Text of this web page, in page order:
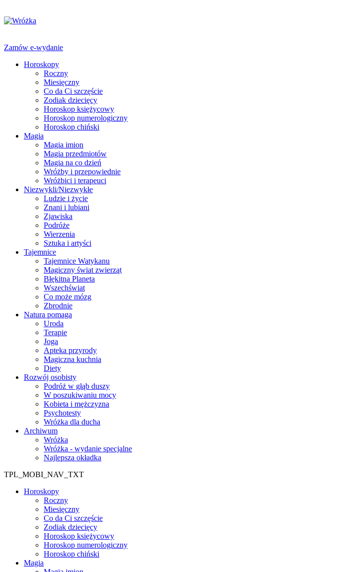
Zamów e-wydanie
Horoskopy
Roczny
Miesięczny
Co da Ci szczęście
Zodiak dziecięcy
Horoskop księżycowy
Horoskop numerologiczny
Horoskop chiński
Magia
Magia imion
Magia przedmiotów
Magia na co dzień
Wróżby i przepowiednie
Wróżbici i terapeuci
Niezwykli/Niezwykłe
Ludzie i życie
Znani i lubiani
Zjawiska
Podróże
Wierzenia
Sztuka i artyści
Tajemnice
Tajemnice Watykanu
Magiczny świat zwierząt
Błękitna Planeta
Wszechświat
Co może mózg
Zbrodnie
Natura pomaga
Uroda
Terapie
Joga
Apteka przyrody
Magiczna kuchnia
Diety
Rozwój osobisty
Podróż w głąb duszy
W poszukiwaniu mocy
Kobieta i mężczyzna
Psychotesty
Wróżka dla ducha
Archiwum
Wróżka
Wróżka - wydanie specjalne
Najlepsza okładka
TPL_MOBI_NAV_TXT
Horoskopy
Roczny
Miesięczny
Co da Ci szczęście
Zodiak dziecięcy
Horoskop księżycowy
Horoskop numerologiczny
Horoskop chiński
Magia